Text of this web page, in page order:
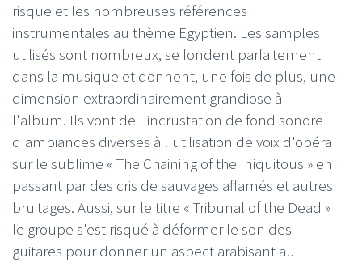
risque et les nombreuses références
instrumentales au thème Egyptien. Les samples
utilisés sont nombreux, se fondent parfaitement
dans la musique et donnent, une fois de plus, une
dimension extraordinairement grandiose à
l'album. Ils vont de l'incrustation de fond sonore
d'ambiances diverses à l'utilisation de voix d'opéra
sur le sublime « The Chaining of the Iniquitous » en
passant par des cris de sauvages affamés et autres
bruitages. Aussi, sur le titre « Tribunal of the Dead »
le groupe s'est risqué à déformer le son des
guitares pour donner un aspect arabisant au